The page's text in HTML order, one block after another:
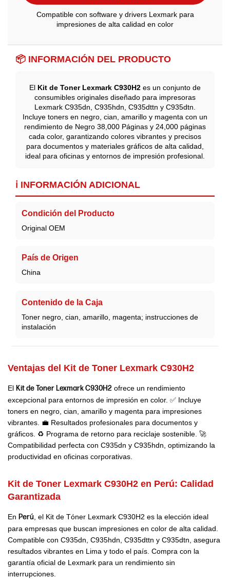
Compatible con software y drivers Lexmark para
impresiones de alta calidad en color
📦 INFORMACIÓN DEL PRODUCTO
El Kit de Toner Lexmark C930H2 es un conjunto de
consumibles originales diseñado para impresoras
Lexmark C935dn, C935hdn, C935dttn y C935dtn.
Incluye toners en negro, cian, amarillo y magenta con un
rendimiento de Negro 38,000 Páginas y 24,000 páginas
cada color, garantizando colores vibrantes y precisos
para documentos y materiales gráficos de alta calidad,
ideal para oficinas y entornos de impresión profesional.
ℹ️ INFORMACIÓN ADICIONAL
Condición del Producto
Original OEM
País de Origen
China
Contenido de la Caja
Toner negro, cian, amarillo, magenta; instrucciones de
instalación
Ventajas del Kit de Toner Lexmark C930H2
El Kit de Toner Lexmark C930H2 ofrece un rendimiento
excepcional para entornos de impresión en color. ✅ Incluye
toners en negro, cian, amarillo y magenta para impresiones
vibrantes. 💼 Resultados profesionales para documentos y
gráficos. ♻️ Programa de retorno para reciclaje sostenible. 🚀
Compatibilidad perfecta con C935dn y C935hdn, optimizando la
productividad en oficinas corporativas.
Kit de Toner Lexmark C930H2 en Perú: Calidad
Garantizada
En Perú , el Kit de Tóner Lexmark C930H2 es la elección ideal
para empresas que buscan impresiones en color de alta calidad.
Compatible con C935dn, C935hdn, C935dttn y C935dtn, asegura
resultados vibrantes en Lima y todo el país. Compra con la
garantía oficial de Lexmark para un rendimiento sin
interrupciones.